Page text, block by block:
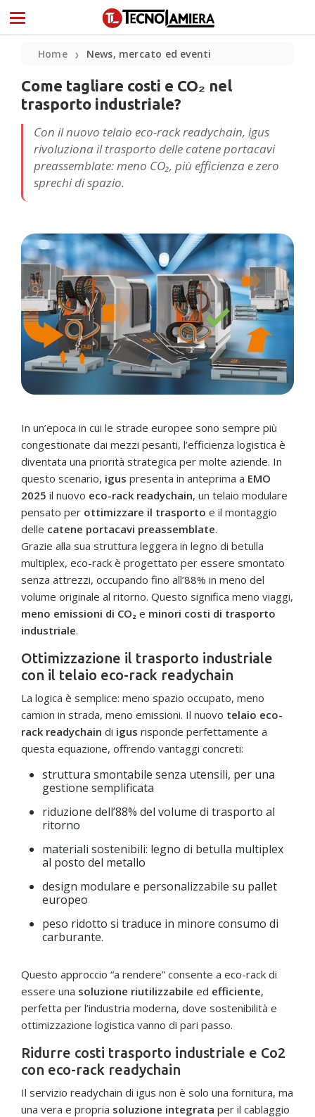
Home ❯ News, mercato ed eventi
Come tagliare costi e CO₂ nel
trasporto industriale?
Con il nuovo telaio eco-rack readychain, igus
rivoluziona il trasporto delle catene portacavi
preassemblate: meno CO₂, più efficienza e zero
sprechi di spazio.
In un’epoca in cui le strade europee sono sempre più
congestionate dai mezzi pesanti, l’efficienza logistica è
diventata una priorità strategica per molte aziende. In
questo scenario, igus presenta in anteprima a EMO
2025 il nuovo eco-rack readychain, un telaio modulare
pensato per ottimizzare il trasporto e il montaggio
delle catene portacavi preassemblate.
Grazie alla sua struttura leggera in legno di betulla
multiplex, eco-rack è progettato per essere smontato
senza attrezzi, occupando fino all’88% in meno del
volume originale al ritorno. Questo significa meno viaggi,
meno emissioni di CO₂ e minori costi di trasporto
industriale.
Ottimizzazione il trasporto industriale
con il telaio eco-rack readychain
La logica è semplice: meno spazio occupato, meno
camion in strada, meno emissioni. Il nuovo telaio eco-
rack readychain di igus risponde perfettamente a
questa equazione, offrendo vantaggi concreti:
struttura smontabile senza utensili, per una
gestione semplificata
riduzione dell’88% del volume di trasporto al
ritorno
materiali sostenibili: legno di betulla multiplex
al posto del metallo
design modulare e personalizzabile su pallet
europeo
peso ridotto si traduce in minore consumo di
carburante.
Questo approccio “a rendere” consente a eco-rack di
essere una soluzione riutilizzabile ed efficiente,
perfetta per l’industria moderna, dove sostenibilità e
ottimizzazione logistica vanno di pari passo.
Ridurre costi trasporto industriale e Co2
con eco-rack readychain
Il servizio readychain di igus non è solo una fornitura, ma
una vera e propria soluzione integrata per il cablaggio